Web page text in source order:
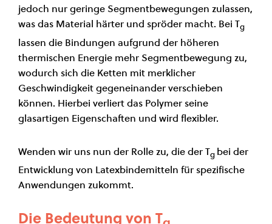
jedoch nur geringe Segmentbewegungen zulassen,
was das Material härter und spröder macht. Bei Tg
lassen die Bindungen aufgrund der höheren
thermischen Energie mehr Segmentbewegung zu,
wodurch sich die Ketten mit merklicher
Geschwindigkeit gegeneinander verschieben
können. Hierbei verliert das Polymer seine
glasartigen Eigenschaften und wird flexibler.
Wenden wir uns nun der Rolle zu, die der Tg bei der
Entwicklung von Latexbindemitteln für spezifische
Anwendungen zukommt.
Die Bedeutung von T